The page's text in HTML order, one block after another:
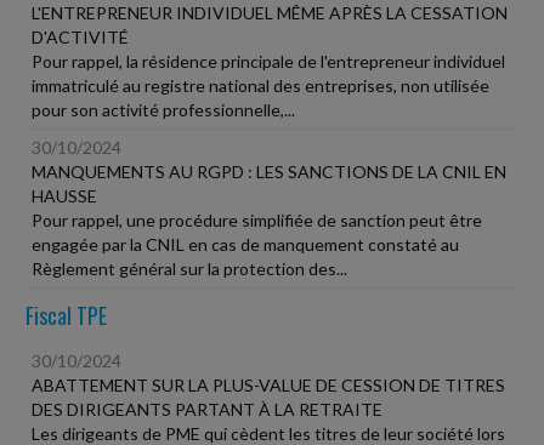
L'ENTREPRENEUR INDIVIDUEL MÊME APRÈS LA CESSATION
D'ACTIVITÉ
Pour rappel, la résidence principale de l'entrepreneur individuel
immatriculé au registre national des entreprises, non utilisée
pour son activité professionnelle,...
30/10/2024
MANQUEMENTS AU RGPD : LES SANCTIONS DE LA CNIL EN
HAUSSE
Pour rappel, une procédure simplifiée de sanction peut être
engagée par la CNIL en cas de manquement constaté au
Règlement général sur la protection des...
Fiscal TPE
30/10/2024
ABATTEMENT SUR LA PLUS-VALUE DE CESSION DE TITRES
DES DIRIGEANTS PARTANT À LA RETRAITE
Les dirigeants de PME qui cèdent les titres de leur société lors